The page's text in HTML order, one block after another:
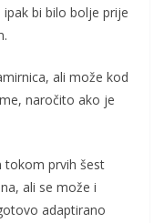
bi bilo bolje prije
ali može kod
naročito ako je
tokom prvih šest
ali se može i
adaptirano